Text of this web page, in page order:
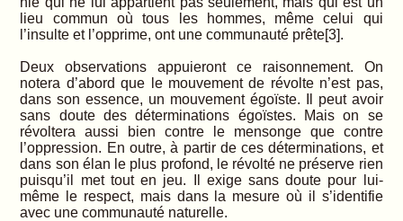
lieu commun où tous les hommes, même celui qui
l’insulte et l’opprime, ont une communauté prête[3].
Deux observations appuieront ce raisonnement. On
notera d’abord que le mouvement de révolte n’est pas,
dans son essence, un mouvement égoïste. Il peut avoir
sans doute des déterminations égoïstes. Mais on se
révoltera aussi bien contre le mensonge que contre
l’oppression. En outre, à partir de ces déterminations, et
dans son élan le plus profond, le révolté ne préserve rien
puisqu’il met tout en jeu. Il exige sans doute pour lui-
même le respect, mais dans la mesure où il s’identifie
avec une communauté naturelle.